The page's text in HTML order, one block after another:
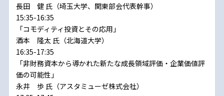
長田 健 氏（埼玉大学、関東部会代表幹事）
15:35-16:35
「コモディティ投資とその応用」
酒本 隆太 氏（北海道大学）
16:35-17:35
「非財務資本から導かれた新たな成長領域評価・企業価値評
価の可能性」
永井 歩 氏（アスタミューゼ株式会社）